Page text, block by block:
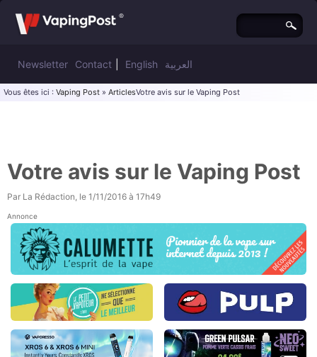
Newsletter Contact English العربية
Vous êtes ici : Vaping Post » ArticlesVotre avis sur le Vaping Post
Votre avis sur le Vaping Post
Par La Rédaction, le 1/11/2016 à 17h49
Annonce